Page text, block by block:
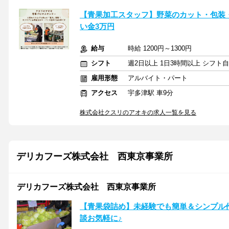
【青果加工スタッフ】野菜のカット・包
い金3万円
給与
時給 1200円～1300円
シフト
週2日以上 1日3時間以上 シフト
雇用形態
アルバイト・パート
アクセス
宇多津駅 車9分
株式会社クスリのアオキの求人一覧を見る
デリカフーズ株式会社 西東京事業所
デリカフーズ株式会社 西東京事業所
【青果袋詰め】未経験でも簡単＆シンプ
談お気軽に♪